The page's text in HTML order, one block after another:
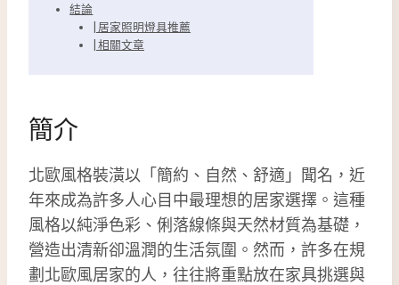
結論
| 居家照明燈具推薦
| 相關文章
簡介
北歐風格裝潢以「簡約、自然、舒適」聞名，近
年來成為許多人心目中最理想的居家選擇。這種
風格以純淨色彩、俐落線條與天然材質為基礎，
營造出清新卻溫潤的生活氛圍。然而，許多在規
劃北歐風居家的人，往往將重點放在家具挑選與